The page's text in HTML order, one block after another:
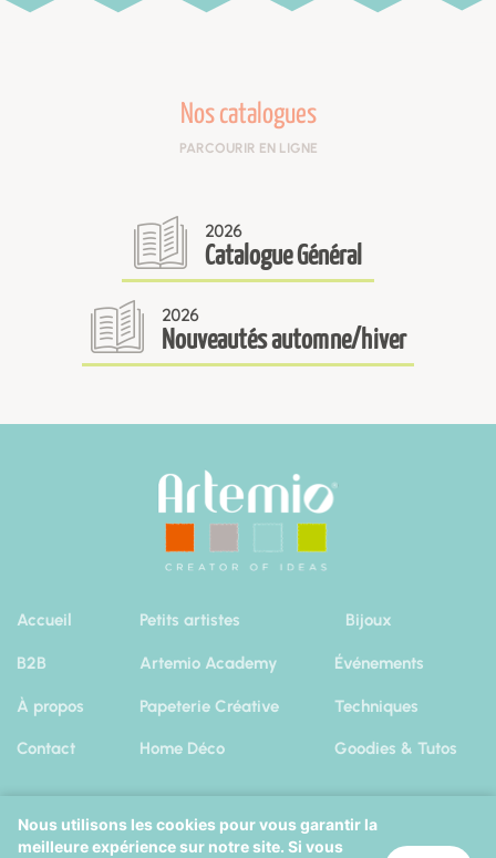
Nos catalogues
PARCOURIR EN LIGNE
2026
Catalogue Général
2026
Nouveautés automne/hiver
Accueil
B2B
À propos
Contact
Petits artistes
Artemio Academy
Papeterie Créative
Home Déco
Bijoux
Événements
Techniques
Goodies & Tutos
Nous utilisons les cookies pour vous garantir la
meilleure expérience sur notre site. Si vous